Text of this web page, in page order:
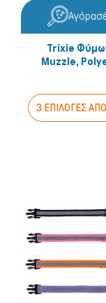
Trixie
Muzzle,
3 ΕΠΙΛΟΓΕΣ